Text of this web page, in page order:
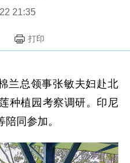
21:35
打印
兰总领事张敏夫妇赴北
种植园考察调研。印尼
同参加。